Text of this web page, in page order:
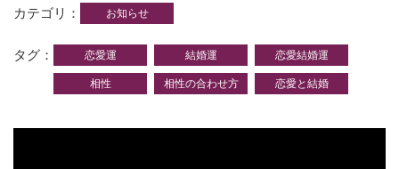
カテゴリ お知らせ
タグ 恋愛運 結婚運 恋愛結婚運
相性 相性の合わせ方 恋愛と結婚